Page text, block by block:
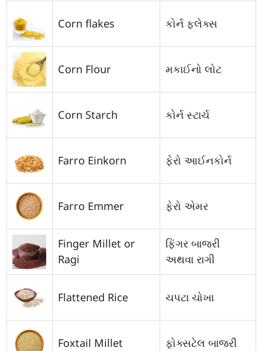
Corn flakes કોર્ન ફ્લેક્સ
Corn Flour મકાઈનો લોટ
Corn Starch કોર્ન સ્ટાર્ચ
Farro Einkorn ફેરો આઈનકોર્ન
Farro Emmer ફેરો એમર
Finger Millet or
Ragi
ફિંગર બાજરી
અથવા રાગી
Flattened Rice ચપટા ચોખા
Foxtail Millet ફોક્સટેલ બાજરી